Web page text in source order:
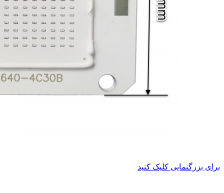
برای بزرگنمایی کلیک کنید